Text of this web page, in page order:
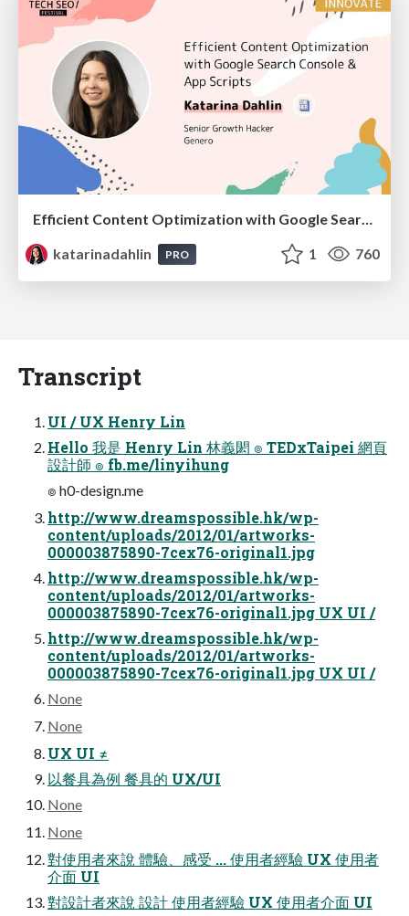
katarinadahlin
PRO 1 760
Transcript
UI / UX Henry Lin
Hello 我是 Henry Lin 林義閎 ๏ TEDxTaipei 網頁
設計師 ๏ fb.me/linyihung
๏ h0-design.me
http://www.dreamspossible.hk/wp-
content/uploads/2012/01/artworks-
000003875890-7cex76-original1.jpg
http://www.dreamspossible.hk/wp-
content/uploads/2012/01/artworks-
000003875890-7cex76-original1.jpg UX UI /
http://www.dreamspossible.hk/wp-
content/uploads/2012/01/artworks-
000003875890-7cex76-original1.jpg UX UI /
None
None
UX UI ≠
以餐具為例 餐具的 UX/UI
None
None
對使用者來說 體驗、感受 ... 使用者經驗 UX 使用者
介面 UI
對設計者來說 設計 使用者經驗 UX 使用者介面 UI